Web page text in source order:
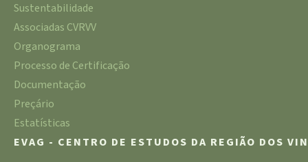
Sustentabilidade
Associadas CVRVV
Organograma
Processo de Certificação
Documentação
Preçário
Estatísticas
EVAG - CENTRO DE ESTUDOS DA REGIÃO DOS